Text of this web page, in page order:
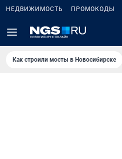
НЕДВИЖИМОСТЬ ПРОМОКОДЫ
Как строили мосты в Новосибирске